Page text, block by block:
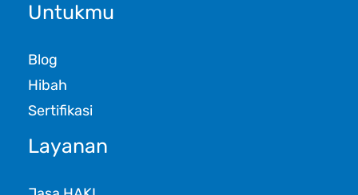
Untukmu
Blog
Hibah
Sertifikasi
Layanan